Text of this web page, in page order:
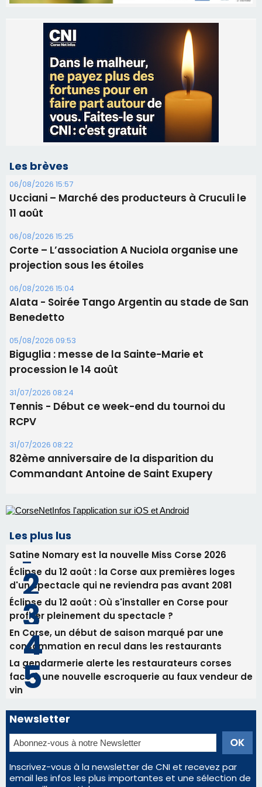
Les brèves
06/08/2026 15:57
Ucciani – Marché des producteurs à Cruculi le
11 août
06/08/2026 15:25
Corte – L’association A Nuciola organise une
projection sous les étoiles
06/08/2026 15:04
Alata - Soirée Tango Argentin au stade de San
Benedetto
05/08/2026 09:53
Biguglia : messe de la Sainte-Marie et
procession le 14 août
31/07/2026 08:24
Tennis - Début ce week-end du tournoi du
RCPV
31/07/2026 08:22
82ème anniversaire de la disparition du
Commandant Antoine de Saint Exupery
Les plus lus
Satine Nomary est la nouvelle Miss Corse 2026
Éclipse du 12 août : la Corse aux premières loges
d'un spectacle qui ne reviendra pas avant 2081
Éclipse du 12 août : Où s'installer en Corse pour
profiter pleinement du spectacle ?
En Corse, un début de saison marqué par une
consommation en recul dans les restaurants
La gendarmerie alerte les restaurateurs corses
face à une nouvelle escroquerie au faux vendeur de
vin
Newsletter
Inscrivez-vous à la newsletter de CNI et recevez par
email les infos les plus importantes et une sélection de